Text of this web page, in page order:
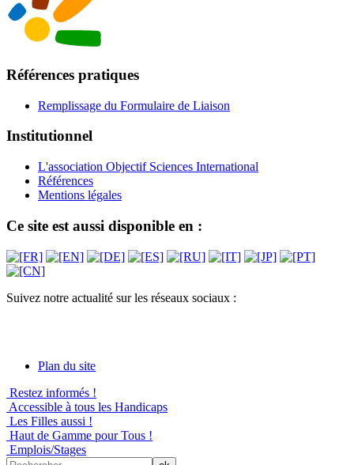
Références pratiques
Remplissage du Formulaire de Liaison
Institutionnel
L'association Objectif Sciences International
Références
Mentions légales
Ce site est aussi disponible en :
Suivez notre actualité sur les réseaux sociaux :
Plan du site
Restez informés !
Accessible à tous les Handicaps
Les Filles aussi !
Haut de Gamme pour Tous !
Emplois/Stages